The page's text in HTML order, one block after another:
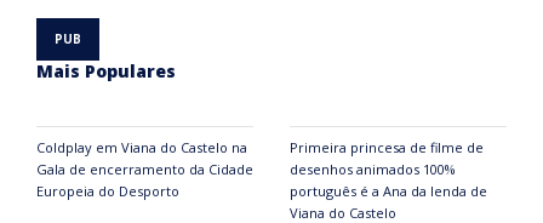
Mais Populares
Coldplay em Viana do Castelo na
Gala de encerramento da Cidade
Europeia do Desporto
Primeira princesa de filme de
desenhos animados 100%
português é a Ana da lenda de
Viana do Castelo